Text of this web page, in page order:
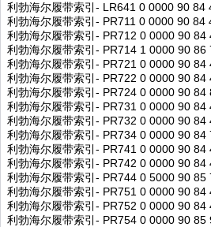
利勃海尔履带索引- LR641 0 0000 90 84
利勃海尔履带索引- PR711 0 0000 90 84
利勃海尔履带索引- PR712 0 0000 90 84
利勃海尔履带索引- PR714 1 0000 90 86
利勃海尔履带索引- PR721 0 0000 90 84
利勃海尔履带索引- PR722 0 0000 90 84
利勃海尔履带索引- PR724 0 0000 90 84
利勃海尔履带索引- PR731 0 0000 90 84
利勃海尔履带索引- PR732 0 0000 90 84
利勃海尔履带索引- PR734 0 0000 90 84
利勃海尔履带索引- PR741 0 0000 90 84
利勃海尔履带索引- PR742 0 0000 90 84
利勃海尔履带索引- PR744 0 5000 90 85
利勃海尔履带索引- PR751 0 0000 90 84
利勃海尔履带索引- PR752 0 0000 90 84
利勃海尔履带索引- PR754 0 0000 90 85